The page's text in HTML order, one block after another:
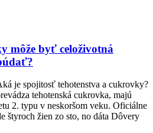
môže byť celoživotná
je spojitosť tehotenstva a cukrovky?
tehotenská cukrovka, majú
2. typu v neskoršom veku. Oficiálne
štyroch žien zo sto, no dáta Dôvery